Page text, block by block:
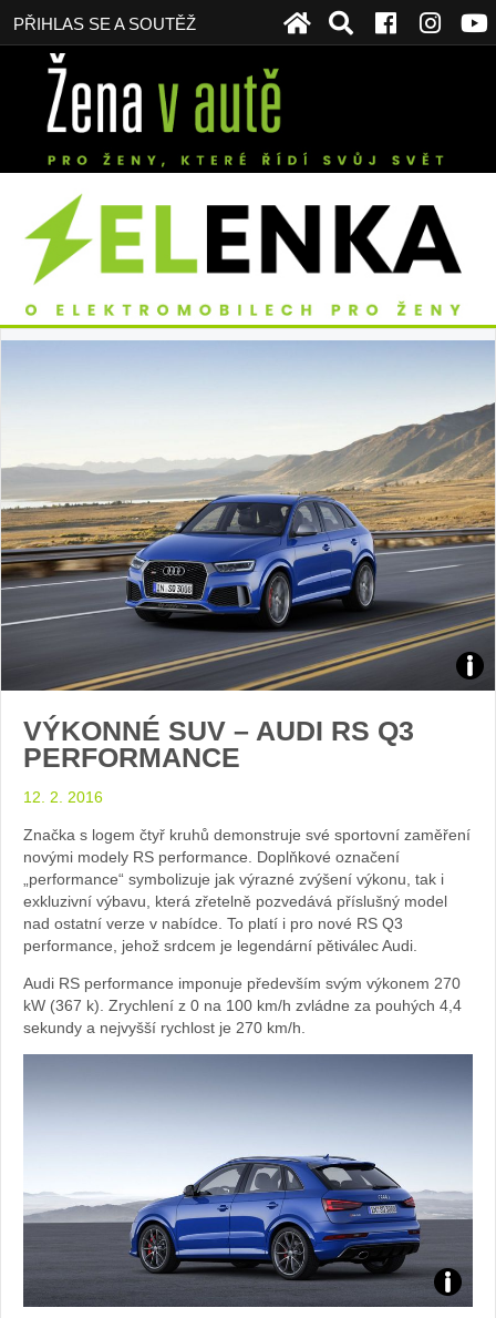
PŘIHLAS SE A SOUTĚŽ
Audi
VÝKONNÉ SUV – AUDI RS Q3
PERFORMANCE
12. 2. 2016
Značka s logem čtyř kruhů demonstruje své sportovní zaměření
novými modely RS performance. Doplňkové označení
„performance“ symbolizuje jak výrazné zvýšení výkonu, tak i
exkluzivní výbavu, která zřetelně pozvedává příslušný model
nad ostatní verze v nabídce. To platí i pro nové RS Q3
performance, jehož srdcem je legendární pětiválec Audi.
Audi RS performance imponuje především svým výkonem 270
kW (367 k). Zrychlení z 0 na 100 km/h zvládne za pouhých 4,4
sekundy a nejvyšší rychlost je 270 km/h.
Zdroj: